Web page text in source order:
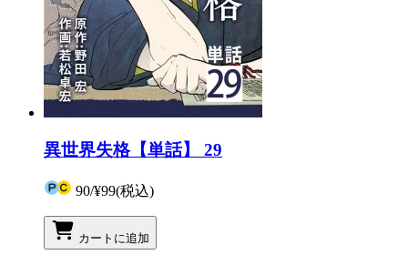
異世界失格【単話】 29
90/¥99(税込)
カートに追加